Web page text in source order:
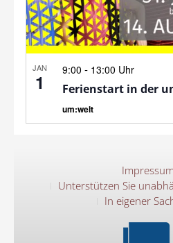
JAN
1
9:00 - 13:00 Uhr
Ferienstart in der
um:welt
Impressum
Unterstützen Sie
In eigener